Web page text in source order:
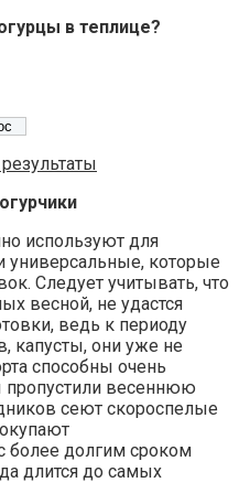
в теплице?
используют для
универсальные, которые
Следует учитывать, что
весной, не удастся
ведь к периоду
капусты, они уже не
способны очень
пропустили весеннюю
сеют скороспелые
более долгим сроком
длится до самых